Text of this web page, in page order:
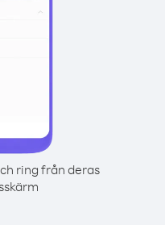
ring från deras